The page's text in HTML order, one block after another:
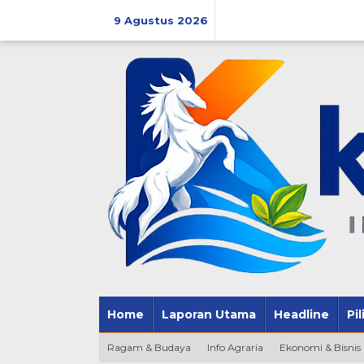
9 Agustus 2026
Home Laporan Utama Headline
Ragam & Budaya Info Agraria Ekonomi & Bisnis